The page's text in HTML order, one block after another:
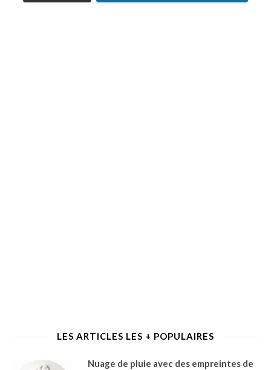
LES ARTICLES LES + POPULAIRES
Nuage de pluie avec des empreintes de